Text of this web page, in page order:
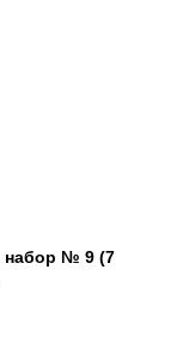
набор № 9 (7